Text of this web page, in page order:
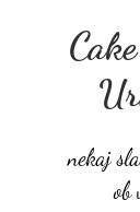
nekaj
ob